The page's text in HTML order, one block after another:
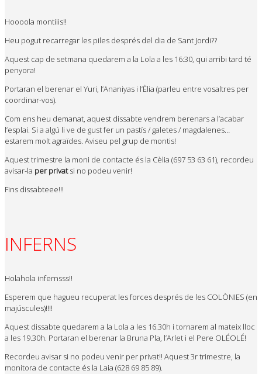
Hoooola montiiis!!
Heu pogut recarregar les piles després del dia de Sant Jordi??
Aquest cap de setmana quedarem a la Lola a les 16:30, qui arribi tard té
penyora!
Portaran el berenar el Yuri, l’Ananiyas i l’Èlia (parleu entre vosaltres per
coordinar-vos).
Com ens heu demanat, aquest dissabte vendrem berenars a l’acabar
l’esplai. Si a algú li ve de gust fer un pastís / galetes / magdalenes…
estarem molt agraïdes. Aviseu pel grup de montis!
Aquest trimestre la moni de contacte és la Cèlia (697 53 63 61), recordeu
avisar-la per privatsi no podeu venir!
Fins dissabteee!!!
INFERNS
Holahola infernsss!!
Esperem que hagueu recuperat les forces després de les COLÒNIES (en
majúscules)!!!!
Aquest dissabte quedarem a la Lola a les 16.30h i tornarem al mateix lloc
a les 19.30h. Portaran el berenar la Bruna Pla, l’Arlet i el Pere OLÉOLÉ!
Recordeu avisar si no podeu venir per privat!! Aquest 3r trimestre, la
monitora de contacte és la Laia (628 69 85 89).